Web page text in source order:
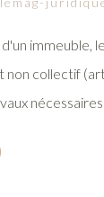
immeuble,
non collectif